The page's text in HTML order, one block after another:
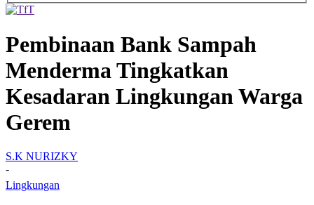
Pembinaan Bank Sampah
Menderma Tingkatkan
Kesadaran Lingkungan Warga
Gerem
S.K NURIZKY
-
Lingkungan